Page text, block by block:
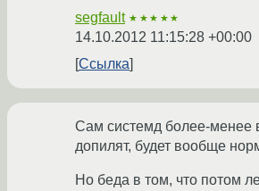
segfault ★★★★★
14.10.2012 11:15:28 +00:00
Ссылка
Сам системд более-менее
допилят, будет вообще
Но беда в том, что потом